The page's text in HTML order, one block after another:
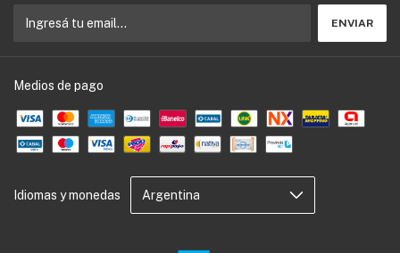
Medios de pago
Idiomas y monedas